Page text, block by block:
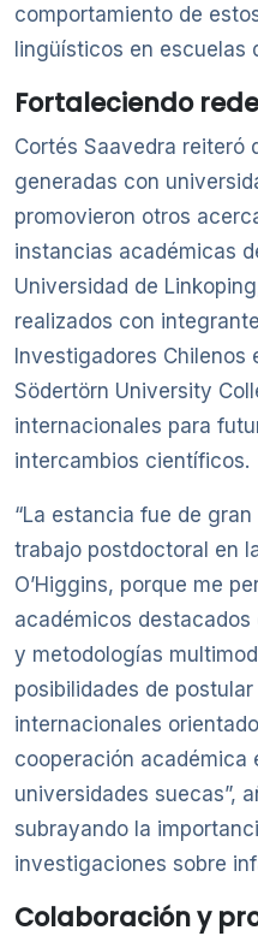
comportamiento de
lingüísticos en escuelas
Fortaleciendo
Cortés Saavedra reiteró
generadas con
promovieron otros
instancias académicas
Universidad de
realizados con
Investigadores Chilenos
Södertörn University
internacionales para
intercambios científicos.
“La estancia fue de
trabajo postdoctoral en
O’Higgins, porque me
académicos
y metodologías
posibilidades de
internacionales
cooperación académica
universidades suecas”,
subrayando la
investigaciones sobre
Colaboración y